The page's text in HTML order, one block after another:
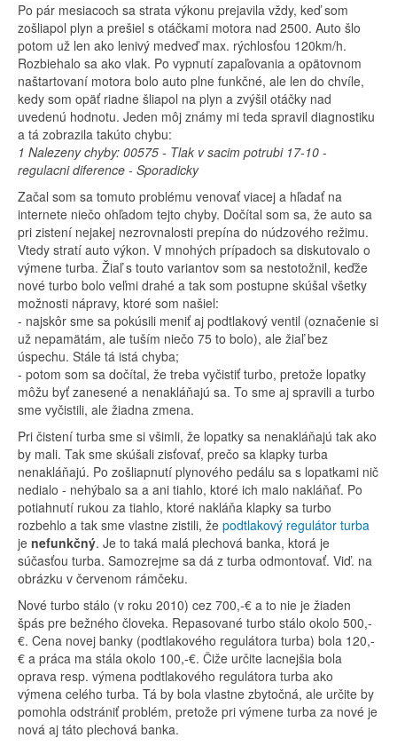
Po pár mesiacoch sa strata výkonu prejavila vždy, keď som
zošliapol plyn a prešiel s otáčkami motora nad 2500. Auto šlo
potom už len ako lenivý medveď max. rýchlosťou 120km/h.
Rozbiehalo sa ako vlak. Po vypnutí zapaľovania a opätovnom
naštartovaní motora bolo auto plne funkčné, ale len do chvíle,
kedy som opäť riadne šliapol na plyn a zvýšil otáčky nad
uvedenú hodnotu. Jeden môj známy mi teda spravil diagnostiku
a tá zobrazila takúto chybu:
1 Nalezeny chyby: 00575 - Tlak v sacim potrubi 17-10 -
regulacni diference - Sporadicky
Začal som sa tomuto problému venovať viacej a hľadať na
internete niečo ohľadom tejto chyby. Dočítal som sa, že auto sa
pri zistení nejakej nezrovnalosti prepína do núdzového režimu.
Vtedy stratí auto výkon. V mnohých prípadoch sa diskutovalo o
výmene turba. Žiaľ s touto variantov som sa nestotožnil, keďže
nové turbo bolo veľmi drahé a tak som postupne skúšal všetky
možnosti nápravy, ktoré som našiel:
- najskôr sme sa pokúsili meniť aj podtlakový ventil (označenie si
už nepamätám, ale tuším niečo 75 to bolo), ale žiaľ bez
úspechu. Stále tá istá chyba;
- potom som sa dočítal, že treba vyčistiť turbo, pretože lopatky
môžu byť zanesené a nenakláňajú sa. To sme aj spravili a turbo
sme vyčistili, ale žiadna zmena.
Pri čistení turba sme si všimli, že lopatky sa nenakláňajú tak ako
by mali. Tak sme skúšali zisťovať, prečo sa klapky turba
nenakláňajú. Po zošliapnutí plynového pedálu sa s lopatkami nič
nedialo - nehýbalo sa a ani tiahlo, ktoré ich malo nakláňať. Po
potiahnutí rukou za tiahlo, ktoré nakláňa klapky sa turbo
rozbehlo a tak sme vlastne zistili, že podtlakový regulátor turba
je nefunkčný. Je to taká malá plechová banka, ktorá je
súčasťou turba. Samozrejme sa dá z turba odmontovať. Viď. na
obrázku v červenom rámčeku.
Nové turbo stálo (v roku 2010) cez 700,-€ a to nie je žiaden
špás pre bežného človeka. Repasované turbo stálo okolo 500,-
€. Cena novej banky (podtlakového regulátora turba) bola 120,-
€ a práca ma stála okolo 100,-€. Čiže určite lacnejšia bola
oprava resp. výmena podtlakového regulátora turba ako
výmena celého turba. Tá by bola vlastne zbytočná, ale určite by
pomohla odstrániť problém, pretože pri výmene turba za nové je
nová aj táto plechová banka.